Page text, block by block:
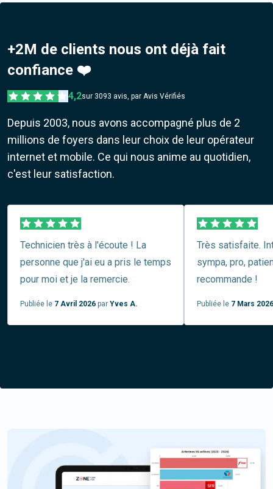
+2M de clients nous ont déjà fait
confiance ❤️
4,2sur 3093 avis, par Avis Vérifiés
Depuis 2003, nous avons accompagné plus de 2
millions de foyers dans leur choix de leur opérateur
internet et mobile. Ce qui nous anime au quotidien,
c'est leur satisfaction.
Technicien très à l'écoute ! La
personne que j'ai eu a pris le temps
pour moi et je la remercie.
Publiée le 7 Avril 2026 par Yves A.
Très satisfaite.
sympa, pro,
recommande !
Publiée le 7 Mars 2026